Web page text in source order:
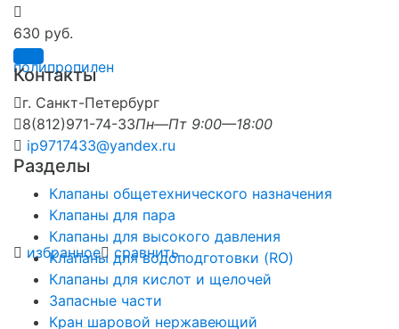
избранное сравнить
630 руб.
Контакты
г. Санкт-Петербург
8(812)971-74-33Пн—Пт 9:00—18:00
ip9717433@yandex.ru
Разделы
Клапаны общетехнического назначения
Клапаны для пара
Клапаны для высокого давления
Клапаны для водоподготовки (RO)
Клапаны для кислот и щелочей
Запасные части
Кран шаровой нержавеющий